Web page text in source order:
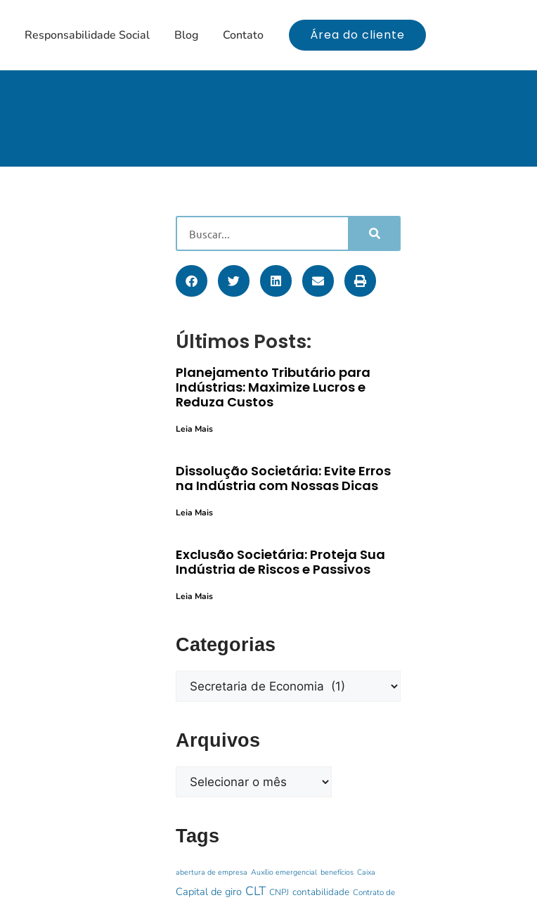
Responsabilidade Social Blog Contato Área do cliente
Últimos Posts:
Planejamento Tributário para
Indústrias: Maximize Lucros e
Reduza Custos
Leia Mais
Dissolução Societária: Evite Erros
na Indústria com Nossas Dicas
Leia Mais
Exclusão Societária: Proteja Sua
Indústria de Riscos e Passivos
Leia Mais
Categorias
Arquivos
Tags
abertura de empresa Auxílio emergencial benefícios Caixa
Capital de giro CLT CNPJ contabilidade Contrato de